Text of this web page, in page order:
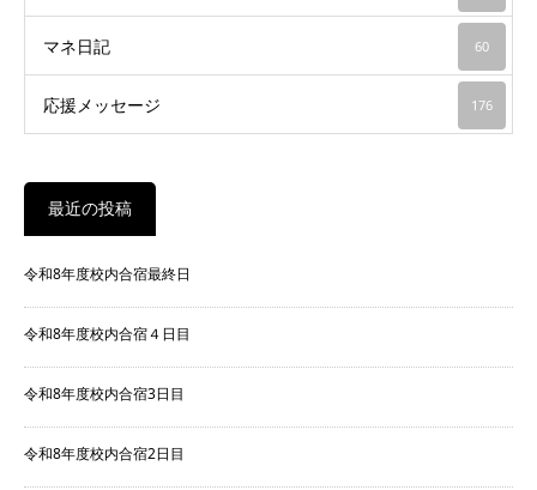
マネ日記 60
応援メッセージ 176
最近の投稿
令和8年度校内合宿最終日
令和8年度校内合宿４日目
令和8年度校内合宿3日目
令和8年度校内合宿2日目